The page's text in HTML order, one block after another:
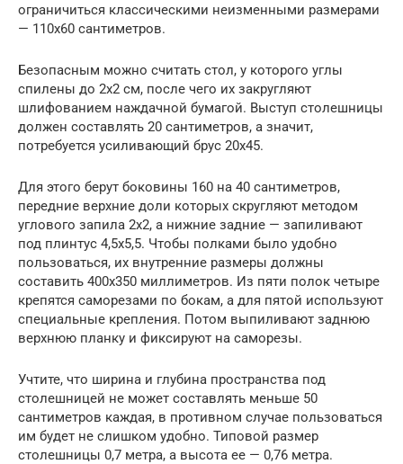
ограничиться классическими неизменными размерами
— 110х60 сантиметров.
Безопасным можно считать стол, у которого углы
спилены до 2х2 см, после чего их закругляют
шлифованием наждачной бумагой. Выступ столешницы
должен составлять 20 сантиметров, а значит,
потребуется усиливающий брус 20х45.
Для этого берут боковины 160 на 40 сантиметров,
передние верхние доли которых скругляют методом
углового запила 2х2, а нижние задние — запиливают
под плинтус 4,5х5,5. Чтобы полками было удобно
пользоваться, их внутренние размеры должны
составить 400х350 миллиметров. Из пяти полок четыре
крепятся саморезами по бокам, а для пятой используют
специальные крепления. Потом выпиливают заднюю
верхнюю планку и фиксируют на саморезы.
Учтите, что ширина и глубина пространства под
столешницей не может составлять меньше 50
сантиметров каждая, в противном случае пользоваться
им будет не слишком удобно. Типовой размер
столешницы 0,7 метра, а высота ее — 0,76 метра.